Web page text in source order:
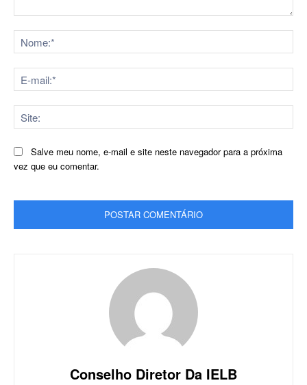
Salve meu nome, e-mail e site neste navegador para a próxima
vez que eu comentar.
Conselho Diretor Da IELB